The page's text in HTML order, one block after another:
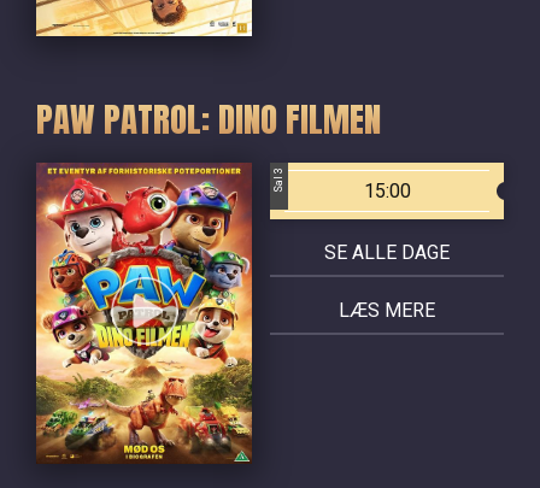
PAW PATROL: DINO FILMEN
Sal 3 15:00
SE ALLE DAGE
LÆS MERE